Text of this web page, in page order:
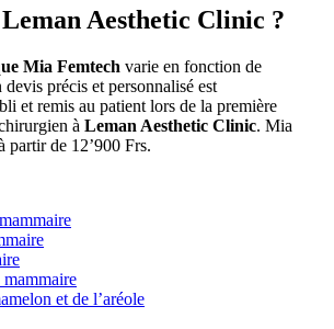
Aesthetic Clinic ?
Mia Femtech varie en fonction de
précis et personnalisé est
et remis au patient lors de la première
à Leman Aesthetic Clinic. Mia
partir de 12’900 Frs.
et de l’aréole